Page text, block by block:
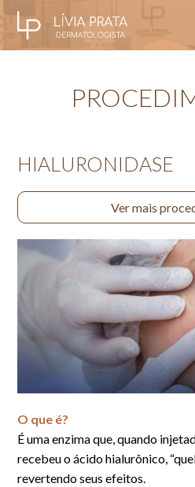
HIALURONIDASE
Ver mais
O que é?
É uma enzima que, quando
recebeu o ácido hialurônico,
revertendo seus efeitos.